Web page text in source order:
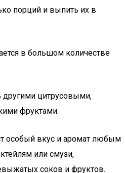
порций и выпить их в
в большом количестве
цитрусовыми,
фруктами.
особый вкус и аромат любым
или смузи,
соков и фруктов.